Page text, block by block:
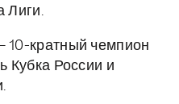
Лиги.
10-кратный чемпион
Кубка России и